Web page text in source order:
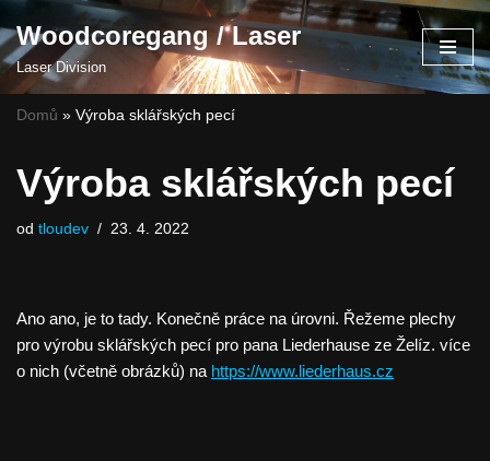
Přeskočit
na
obsah
Woodcoregang / Laser
Laser Division
Domů » Výroba sklářských pecí
Výroba sklářských pecí
od tloudev 23. 4. 2022
Ano ano, je to tady. Konečně práce na úrovni. Řežeme plechy
pro výrobu sklářských pecí pro pana Liederhause ze Želíz. více
o nich (včetně obrázků) na https://www.liederhaus.cz